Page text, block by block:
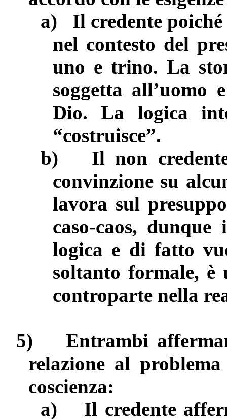
a)
Il credente
nel contesto del
uno e trino. La
soggetta all’uomo
Dio. La logica
“costruisce”.
b)
Il non
convinzione su
lavora sul
caso-caos,
logica e di fatto
soltanto formale, è
controparte nella
5)
Entrambi
relazione al
coscienza:
a)
Il credente